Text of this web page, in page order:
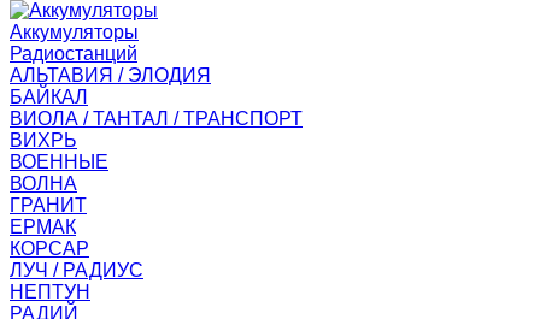
Аккумуляторы
Радиостанций
АЛЬТАВИЯ / ЭЛОДИЯ
БАЙКАЛ
ВИОЛА / ТАНТАЛ / ТРАНСПОРТ
ВИХРЬ
ВОЕННЫЕ
ВОЛНА
ГРАНИТ
ЕРМАК
КОРСАР
ЛУЧ / РАДИУС
НЕПТУН
РАДИЙ